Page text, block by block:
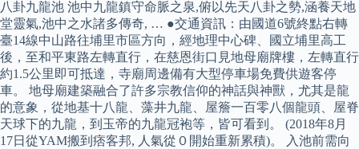
八卦九龍池 池中九龍鎮守命脈之泉,俯以先天八卦之勢,涵養天地
堂靈氣,池中之水諸多傳奇, … ●交通資訊：由國道6號終點右轉
臺14線中山路往埔里市區方向，經地理中心碑、國立埔里高工
後，至和平東路左轉直行，在慈恩街口見地母廟牌樓，左轉直行
約1.5公里即可抵達，寺廟周邊備有大型停車場免費供遊客停
車。 地母廟建築融合了許多宗教信仰的神話與神獸，尤其是龍
的意象，從地基十八龍、藻井九龍、屋簷一百零八個龍頭、屋脊
天球下的九龍，到玉帝的九龍冠袍等，皆可看到。 (2018年8月
17日從YAM搬到痞客邦, 人氣從０開始重新累積)。 入池前需向